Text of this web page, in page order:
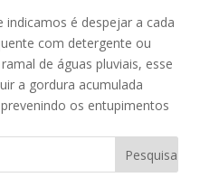
indicamos é despejar a cada
com detergente ou
de águas pluviais, esse
a gordura acumulada
os entupimentos